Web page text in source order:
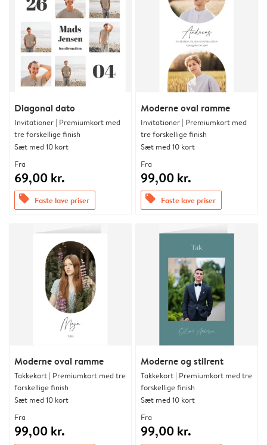
Diagonal dato
Invitationer | Premiumkort med
tre forskellige finish
Sæt med 10 kort
Fra
69,00 kr.
offers Faste lave priser
Moderne oval ramme
Invitationer | Premiumkort med
tre forskellige finish
Sæt med 10 kort
Fra
99,00 kr.
offers Faste lave priser
Moderne oval ramme
Takkekort | Premiumkort med tre
forskellige finish
Sæt med 10 kort
Fra
99,00 kr.
Moderne og stilrent
Takkekort | Premiumkort med tre
forskellige finish
Sæt med 10 kort
Fra
99,00 kr.